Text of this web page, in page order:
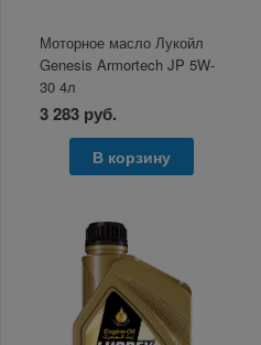
Моторное масло Лукойл
Genesis Armortech JP 5W-
30 4л
3 283 руб.
В корзину